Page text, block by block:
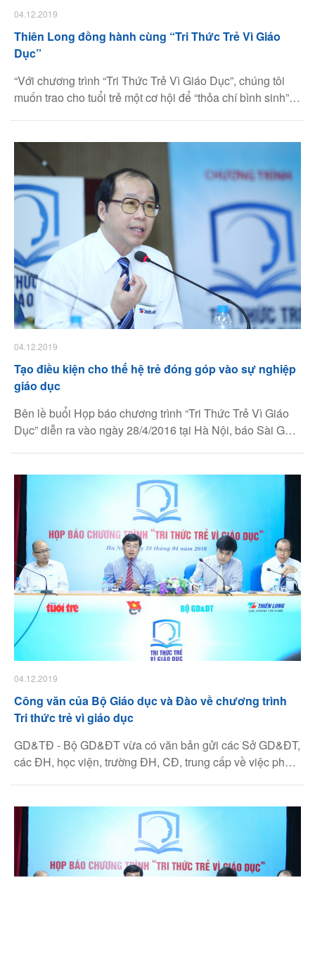
04.12.2019
Thiên Long đồng hành cùng “Tri Thức Trẻ Vì Giáo
Dục”
“Với chương trình “Tri Thức Trẻ Vì Giáo Dục”, chúng tôi
muốn trao cho tuổi trẻ một cơ hội để “thỏa chí bình sinh”
thức trẻ” – Đó là chia sẻ của tiến sĩ Võ Văn Thành Nghĩa
– Tổng Giám đốc Tập đoàn Thiên Long tại buổi Họp báo
giới thiệu chương trình “Tri Thức Trẻ Vì Giáo Dục” diễn ra
vào ngày 28/4 tại Hà Nội.
04.12.2019
Tạo điều kiện cho thế hệ trẻ đóng góp vào sự nghiệp
giáo dục
Bên lề buổi Họp báo chương trình “Tri Thức Trẻ Vì Giáo
Dục” diễn ra vào ngày 28/4/2016 tại Hà Nội, báo Sài Gòn
kỳ vọng của ông đối với tri thức trẻ và tinh thần “vượt khó”
của Thiên Long khi theo đuổi con đường “vì sự phát triển
của giáo dục”.
04.12.2019
Công văn của Bộ Giáo dục và Đào về chương trình
Tri thức trẻ vì giáo dục
GD&TĐ - Bộ GD&ĐT vừa có văn bản gửi các Sở GD&ĐT,
các ĐH, học viện, trường ĐH, CĐ, trung cấp về việc phối